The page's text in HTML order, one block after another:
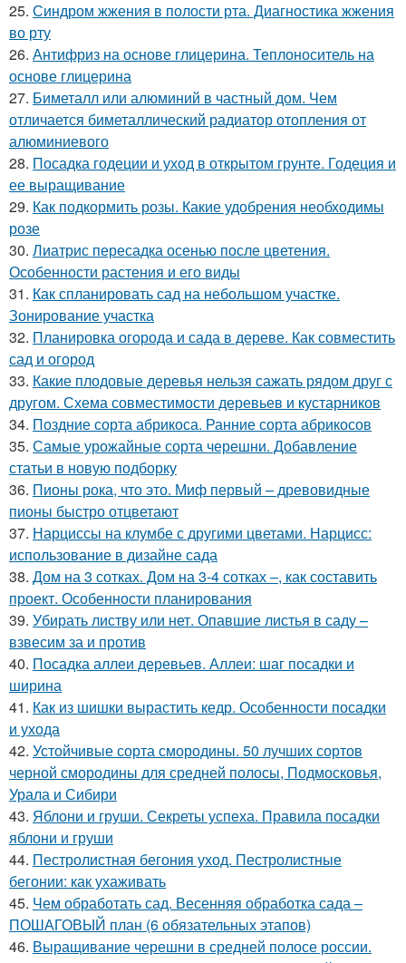
25. Синдром жжения в полости рта. Диагностика жжения
во рту
26. Антифриз на основе глицерина. Теплоноситель на
основе глицерина
27. Биметалл или алюминий в частный дом. Чем
отличается биметаллический радиатор отопления от
алюминиевого
28. Посадка годеции и уход в открытом грунте. Годеция и
ее выращивание
29. Как подкормить розы. Какие удобрения необходимы
розе
30. Лиатрис пересадка осенью после цветения.
Особенности растения и его виды
31. Как спланировать сад на небольшом участке.
Зонирование участка
32. Планировка огорода и сада в дереве. Как совместить
сад и огород
33. Какие плодовые деревья нельзя сажать рядом друг с
другом. Схема совместимости деревьев и кустарников
34. Поздние сорта абрикоса. Ранние сорта абрикосов
35. Самые урожайные сорта черешни. Добавление
статьи в новую подборку
36. Пионы рока, что это. Миф первый – древовидные
пионы быстро отцветают
37. Нарциссы на клумбе с другими цветами. Нарцисс:
использование в дизайне сада
38. Дом на 3 сотках. Дом на 3-4 сотках –, как составить
проект. Особенности планирования
39. Убирать листву или нет. Опавшие листья в саду –
взвесим за и против
40. Посадка аллеи деревьев. Аллеи: шаг посадки и
ширина
41. Как из шишки вырастить кедр. Особенности посадки
и ухода
42. Устойчивые сорта смородины. 50 лучших сортов
черной смородины для средней полосы, Подмосковья,
Урала и Сибири
43. Яблони и груши. Секреты успеха. Правила посадки
яблони и груши
44. Пестролистная бегония уход. Пестролистные
бегонии: как ухаживать
45. Чем обработать сад. Весенняя обработка сада –
ПОШАГОВЫЙ план (6 обязательных этапов)
46. Выращивание черешни в средней полосе россии.